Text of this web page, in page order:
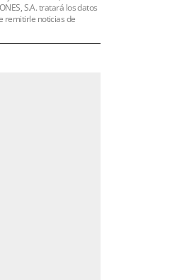
S.A. tratará los datos
remitirle noticias de